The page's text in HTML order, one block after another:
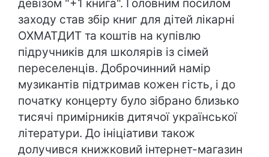
девізом "+1 книга". Головним посилом
заходу став збір книг для дітей лікарні
ОХМАТДИТ та коштів на купівлю
підручників для школярів із сімей
переселенців. Доброчинний намір
музикантів підтримав кожен гість, і до
початку концерту було зібрано близько
тисячі примірників дитячої української
літератури. До ініціативи також
долучився книжковий інтернет-магазин